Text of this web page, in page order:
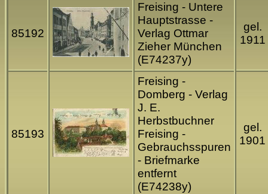
85192
Freising - Untere
Hauptstrasse -
Verlag Ottmar
Zieher München
(E74237y)
gel.
1911
85193
Freising -
Domberg - Verlag
J. E.
Herbstbuchner
Freising -
Gebrauchsspuren
- Briefmarke
entfernt
(E74238y)
gel.
1901